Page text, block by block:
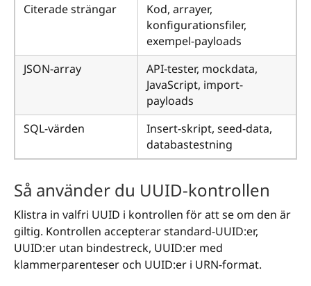
Citerade strängar
Kod, arrayer,
konfigurationsfiler,
exempel-payloads
JSON-array
API-tester, mockdata,
JavaScript, import-
payloads
SQL-värden
Insert-skript, seed-data,
databastestning
Så använder du UUID-kontrollen
Klistra in valfri UUID i kontrollen för att se om den är
giltig. Kontrollen accepterar standard-UUID:er,
UUID:er utan bindestreck, UUID:er med
klammerparenteser och UUID:er i URN-format.